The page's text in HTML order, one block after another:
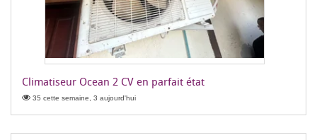
Climatiseur Ocean 2 CV en parfait état
35 cette semaine, 3 aujourd'hui